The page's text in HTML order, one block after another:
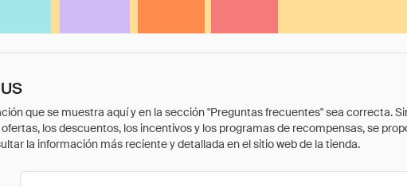
que se muestra aquí y en la sección "Preguntas frecuentes" sea correcta.
los descuentos, los incentivos y los programas de recompensas, se
la información más reciente y detallada en el sitio web de la tienda.